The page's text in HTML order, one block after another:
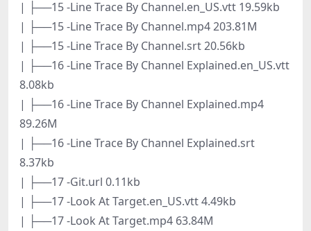
| ├──15 -Line Trace By Channel.en_US.vtt 19.59kb
| ├──15 -Line Trace By Channel.mp4 203.81M
| ├──15 -Line Trace By Channel.srt 20.56kb
| ├──16 -Line Trace By Channel Explained.en_US.vtt
8.08kb
| ├──16 -Line Trace By Channel Explained.mp4
89.26M
| ├──16 -Line Trace By Channel Explained.srt
8.37kb
| ├──17 -Git.url 0.11kb
| ├──17 -Look At Target.en_US.vtt 4.49kb
| ├──17 -Look At Target.mp4 63.84M